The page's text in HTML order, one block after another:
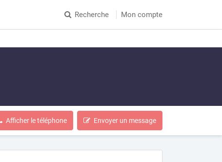
Recherche Mon compte
Afficher le téléphone Envoyer un message